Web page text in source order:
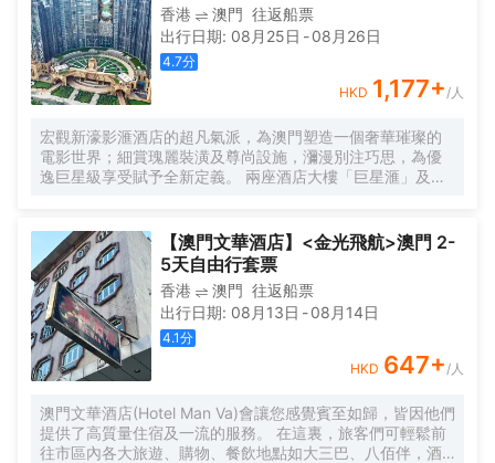
香港 澳門 往返船票
出行日期: 08月25日 -08月26日
4.7分
HKD 1,177+/人
宏觀新濠影滙酒店的超凡氣派，為澳門塑造一個奢華璀璨的
電影世界；細賞瑰麗裝潢及尊尚設施，瀰漫別注巧思，為優
逸巨星級享受賦予全新定義。 兩座酒店大樓「巨星滙」及氣
凡氣度，一切由您主導。 在這裏，每分每秒都享受巨星度假
禮遇，或選擇於「漣」水療來一趟煥然身心之旅，或於薈萃
環球星級美食的多間食府享受多重感官盛宴，以及意想不到
的娛樂體驗，精彩連場，目不暇給。
【澳門文華酒店】<金光飛航>澳門 2-
5天自由行套票
香港 澳門 往返船票
出行日期: 08月13日 -08月14日
4.1分
HKD 647+/人
澳門文華酒店(Hotel Man Va)會讓您感覺賓至如歸，皆因他們
提供了高質量住宿及一流的服務。 在這裏，旅客們可輕鬆前
往市區內各大旅遊、購物、餐飲地點如大三巴、八佰伴，酒